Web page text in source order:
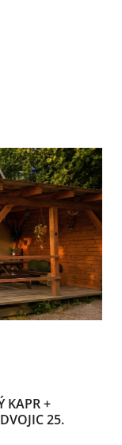
KAPR +
25.